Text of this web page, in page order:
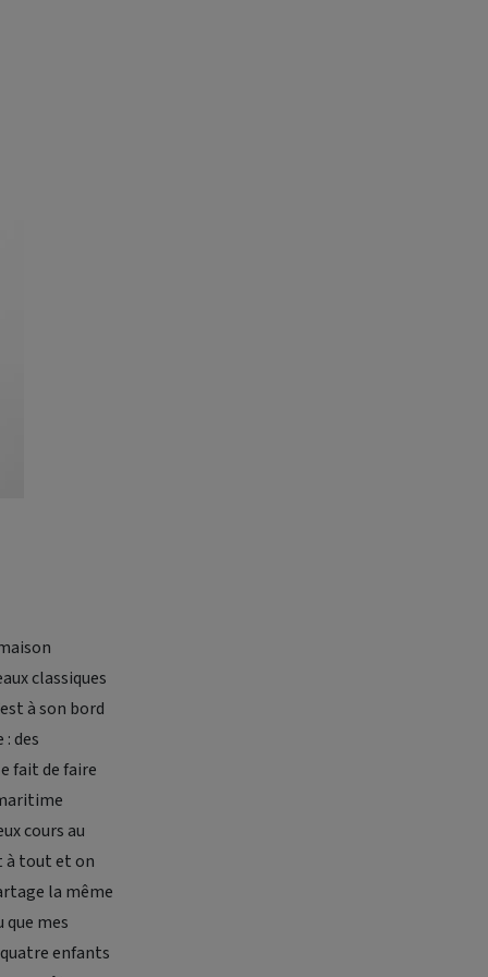
classiques
à son bord
des
fait de faire
cours au
à tout et on
la même
mes
enfants